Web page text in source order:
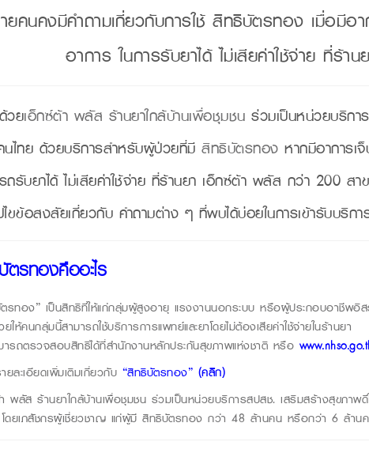
ยคนคงมีคำถามเกี่ยวกับการใช้ สิทธิบัตรทอง เมื่อมีอ
อาการ ในการรับยาได้ ไม่เสียค่าใช้จ่าย ที่ร้า
วยเอ็กซ์ต้า พลัส ร้านยาใกล้บ้านเพื่อชุมชน ร่วมเป็นหน่วยบริก
นไทย ด้วยบริการสำหรับผู้ป่วยที่มี สิทธิบัตรทอง หากมีอาการ
ถรับยาได้ ไม่เสียค่าใช้จ่าย ที่ร้านยา เอ็กซ์ต้า พลัส กว่า 200 สา
ไขข้อสงสัยเกี่ยวกับ คำถามต่าง ๆ ที่พบได้บ่อยในการเข้ารับบริกา
รทองคืออะไร
รทอง” เป็นสิทธิที่ให้แก่กลุ่มผู้สูงอายุ แรงงานนอกระบบ หรือผู้ประกอบอาชีพอิส
ยให้คนกลุ่มนี้สามารถใช้บริการการแพทย์และยาโดยไม่ต้องเสียค่าใช้จ่ายในร้านยา
ารถตรวจสอบสิทธิได้ที่สำนักงานหลักประกันสุขภาพแห่งชาติ หรือ
ยละเอียดเพิ่มเติมเกี่ยวกับ “สิทธิบัตรทอง” (คลิก)
พลัส ร้านยาใกล้บ้านเพื่อชุมชน ร่วมเป็นหน่วยบริการสปสช. เสริมสร้างสุขภาพดี
โดยเภสัชกรผู้เชี่ยวชาญ แก่ผู้มี สิทธิบัตรทอง กว่า 48 ล้านคน หรือกว่า 6 ล้าน